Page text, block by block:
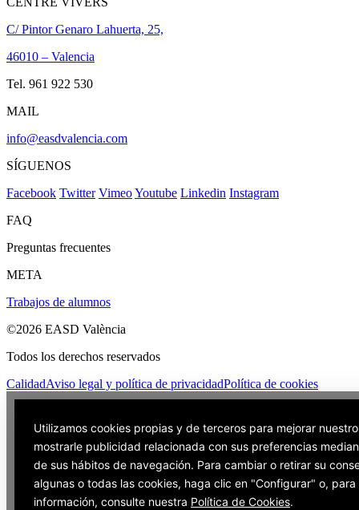
C/ Pintor Genaro Lahuerta, 25,
46010 – Valencia
Tel. 961 922 530
MAIL
info@easdvalencia.com
SÍGUENOS
Facebook Twitter VimeoYoutube Linkedin Instagram
FAQ
Preguntas frecuentes
META
Trabajos de alumnos
©2026 EASD València
Todos los derechos reservados
CalidadAviso legal y política de privacidadPolítica de cookies
Utilizamos cookies propias y de terceros para mejorar
mostrarle publicidad relacionada con sus preferencias
de sus hábitos de navegación. Para cambiar o retirar su
algunas o todas las cookies, haga clic en "Configurar" o, para
información, consulte nuestra Política de Cookies.